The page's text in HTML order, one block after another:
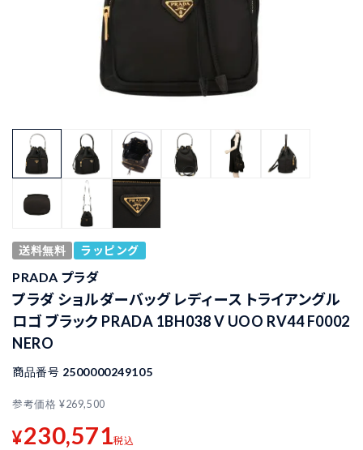
送料無料 ラッピング
PRADA プラダ
プラダ ショルダーバッグ レディース トライアングル
ロゴ ブラック PRADA 1BH038 V UOO RV44 F0002
NERO
商品番号 2500000249105
参考価格 ¥269,500
¥230,571税込